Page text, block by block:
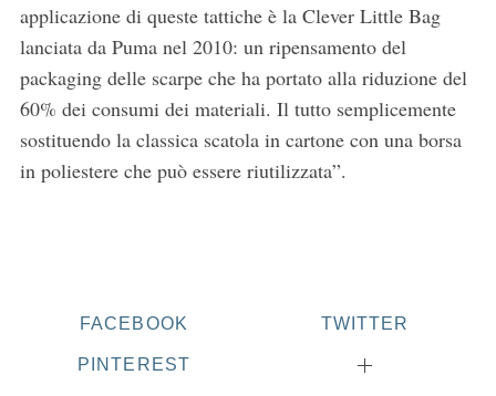
applicazione di queste tattiche è la Clever Little Bag
lanciata da Puma nel 2010: un ripensamento del
packaging delle scarpe che ha portato alla riduzione del
60% dei consumi dei materiali. Il tutto semplicemente
sostituendo la classica scatola in cartone con una borsa
in poliestere che può essere riutilizzata”.
FACEBOOK TWITTER
PINTEREST